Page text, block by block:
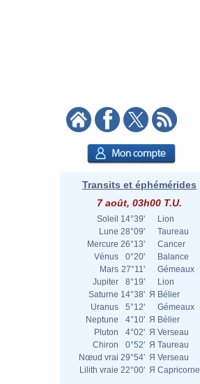
Transits et éphémérides
7 août, 03h00 T.U.
Soleil 14°39'
Lion
Lune 28°09'
Taureau
Mercure 26°13'
Cancer
Vénus
0°20'
Balance
Mars 27°11'
Gémeaux
Jupiter
8°19'
Lion
Saturne 14°38' Я Bélier
Uranus
5°12'
Gémeaux
Neptune
4°10' Я Bélier
Pluton
4°02' Я Verseau
Chiron
0°52' Я Taureau
Nœud vrai 29°54' Я Verseau
Lilith vraie 22°00' Я Capricorne